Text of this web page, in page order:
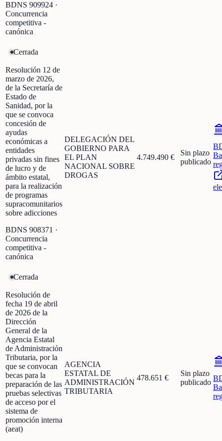
BDNS 909924 ·
Concurrencia
competitiva -
canónica
Cerrada
Resolución 12 de
marzo de 2026,
de la Secretaría de
Estado de
Sanidad, por la
que se convoca
concesión de
ayudas
económicas a
entidades
privadas sin fines
de lucro y de
ámbito estatal,
para la realización
de programas
supracomunitarios
sobre adicciones
BDNS 908371 ·
Concurrencia
competitiva -
canónica
DELEGACIÓN DEL
GOBIERNO PARA
EL PLAN
NACIONAL SOBRE
DROGAS
4.749.490 €
Sin plazo
publicado
Cerrada
Resolución de
fecha 19 de abril
de 2026 de la
Dirección
General de la
Agencia Estatal
de Administración
Tributaria, por la
que se convocan
becas para la
preparación de las
pruebas selectivas
de acceso por el
sistema de
promoción interna
(aeat)
AGENCIA
ESTATAL DE
ADMINISTRACIÓN
TRIBUTARIA
478.651 €
Sin plazo
publicado